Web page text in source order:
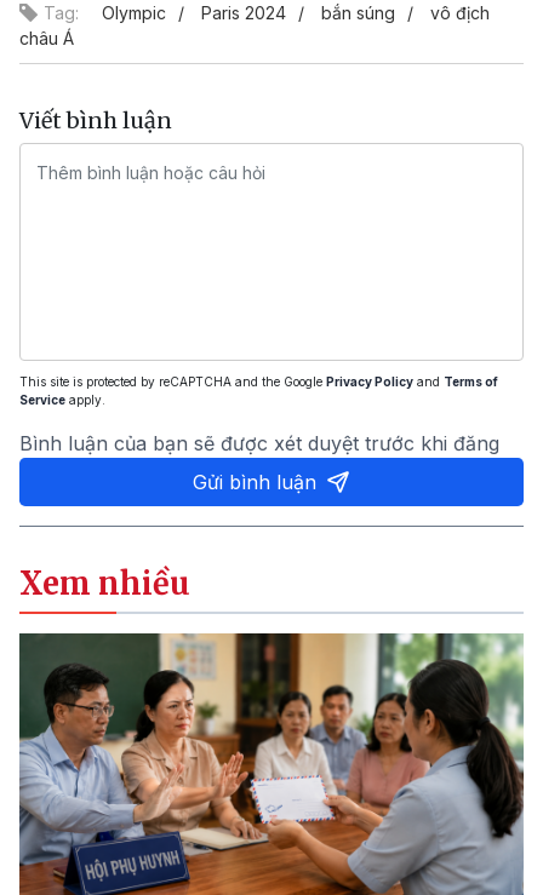
Tag: Olympic Paris 2024 bắn súng
vô địch
châu Á
Viết bình luận
This site is protected by reCAPTCHA and the Google Privacy Policy and Terms of
Service apply.
Bình luận của bạn sẽ được xét duyệt trước khi đăng
Gửi bình luận
Xem nhiều